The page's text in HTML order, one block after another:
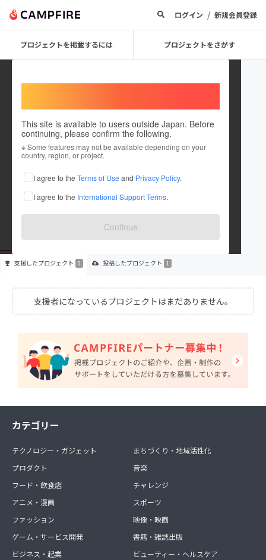
ログイン / 新規会員登録
プロジェクトを掲載するには プロジェクトをさがす
This site is available to users outside Japan. Before
continuing, please confirm the following.
※ Some features may not be available depending on your
country, region, or project.
I agree to the Terms of Use and Privacy Policy.
I agree to the International Support Terms.
Continue
mukimuki55
これまでに1件のプロジェクトを投稿しています
在住国：日本 現在地：愛知県
出身国：日本 出身地：愛知県
支援したプロジェクト 0 投稿したプロジェクト 1
支援者になっているプロジェクトはまだありません。
カテゴリー
テクノロジー・ガジェット
プロダクト
フード・飲食店
アニメ・漫画
ファッション
ゲーム・サービス開発
ビジネス・起業
まちづくり・地域活性化
音楽
チャレンジ
スポーツ
映像・映画
書籍・雑誌出版
ビューティー・ヘルスケア